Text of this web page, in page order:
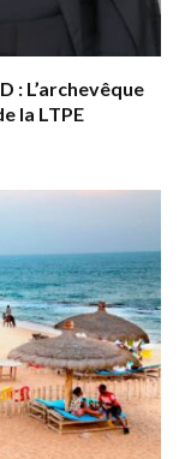
: L’archevêque
la LTPE